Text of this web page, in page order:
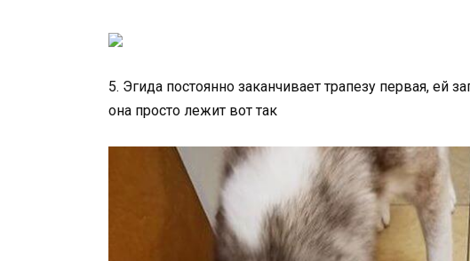
5. Эгида постоянно заканчивает трапезу первая, ей
она просто лежит вот так